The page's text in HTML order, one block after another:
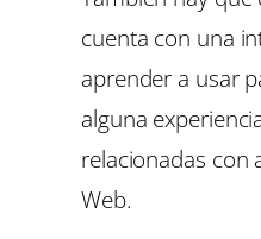
cuenta con una
aprender a usar
alguna
relacionadas con
Web.